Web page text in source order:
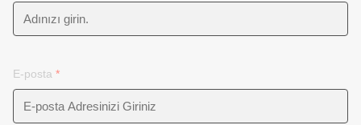
E-posta *